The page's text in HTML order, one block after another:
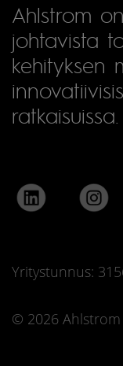
Ahlstrom
johtavista
kehityksen
ratkaisuissa.
Yritystunnus:
© 2026 Ahlstrom